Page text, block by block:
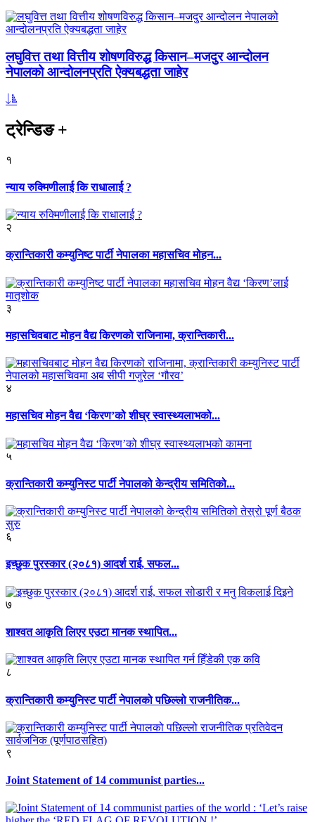
लघुवित्त तथा वित्तीय शोषणविरुद्ध किसान–मजदुर आन्दोलन
नेपालको आन्दोलनप्रति ऐक्यबद्धता जाहेर
ट्रेन्डिङ+
१
न्याय रुक्मिणीलाई कि राधालाई ?
२
क्रान्तिकारी कम्युनिष्ट पार्टी नेपालका महासचिव मोहन...
३
महासचिवबाट मोहन वैद्य किरणको राजिनामा, क्रान्तिकारी...
४
महासचिव मोहन वैद्य ‘किरण’को शीघ्र स्वास्थ्यलाभको...
५
क्रान्तिकारी कम्युनिस्ट पार्टी नेपालको केन्द्रीय समितिको...
६
इच्छुक पुरस्कार (२०८१) आदर्श राई, सफल...
७
शाश्वत आकृति लिएर एउटा मानक स्थापित...
८
क्रान्तिकारी कम्युनिस्ट पार्टी नेपालको पछिल्लो राजनीतिक...
९
Joint Statement of 14 communist parties...